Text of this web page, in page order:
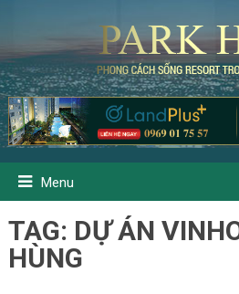
Menu
TAG: DỰ ÁN
HÙNG